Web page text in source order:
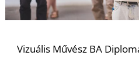
Vizuális Művész BA